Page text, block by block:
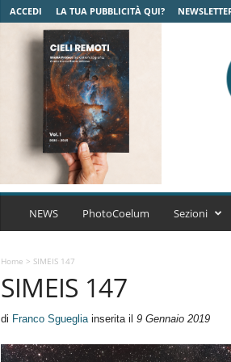
ACCEDI LA TUA PUBBLICITÀ QUI?
C
r
NEWS PhotoCoelum Sezioni
Home > SIMEIS 147
SIMEIS 147
di Franco Sguegliainserita il 9 Gennaio 2019